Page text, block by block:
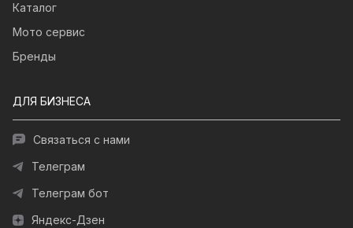
Каталог
Мото сервис
Бренды
ДЛЯ БИЗНЕСА
Связаться с нами
Телеграм
Телеграм бот
Яндекс-Дзен